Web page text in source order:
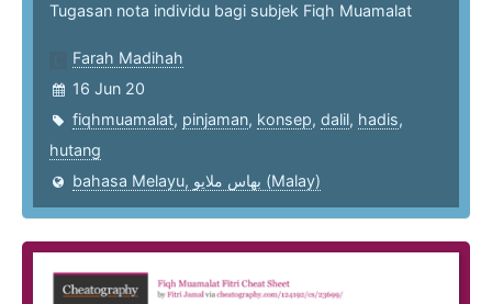
Tugasan nota individu bagi subjek Fiqh Muamalat
Farah Madihah
16 Jun 20
fiqhmuamalat, pinjaman, konsep, dalil, hadis,
hutang
bahasa Melayu, بهاس ملايو‎ (Malay)